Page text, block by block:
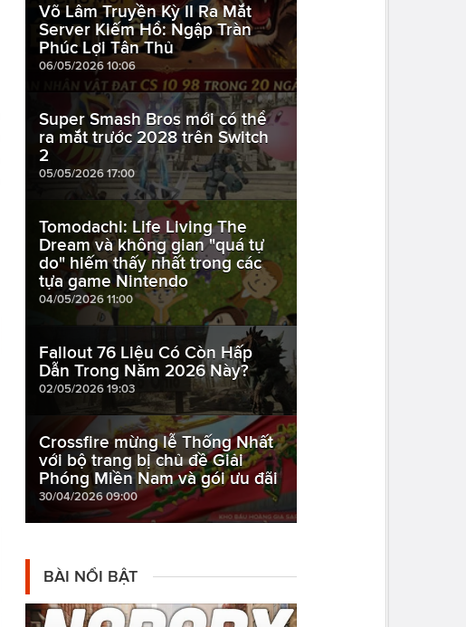
Võ Lâm Truyền Kỳ II Ra Mắt
Server Kiếm Hổ: Ngập Tràn
Phúc Lợi Tân Thủ
06/05/2026 10:06
Super Smash Bros mới có thể
ra mắt trước 2028 trên Switch
2
05/05/2026 17:00
Tomodachi: Life Living The
Dream và không gian "quá tự
do" hiếm thấy nhất trong các
tựa game Nintendo
04/05/2026 11:00
Fallout 76 Liệu Có Còn Hấp
Dẫn Trong Năm 2026 Này?
02/05/2026 19:03
Crossfire mừng lễ Thống Nhất
với bộ trang bị chủ đề Giải
Phóng Miền Nam và gói ưu đãi
30/04/2026 09:00
BÀI NỔI BẬT